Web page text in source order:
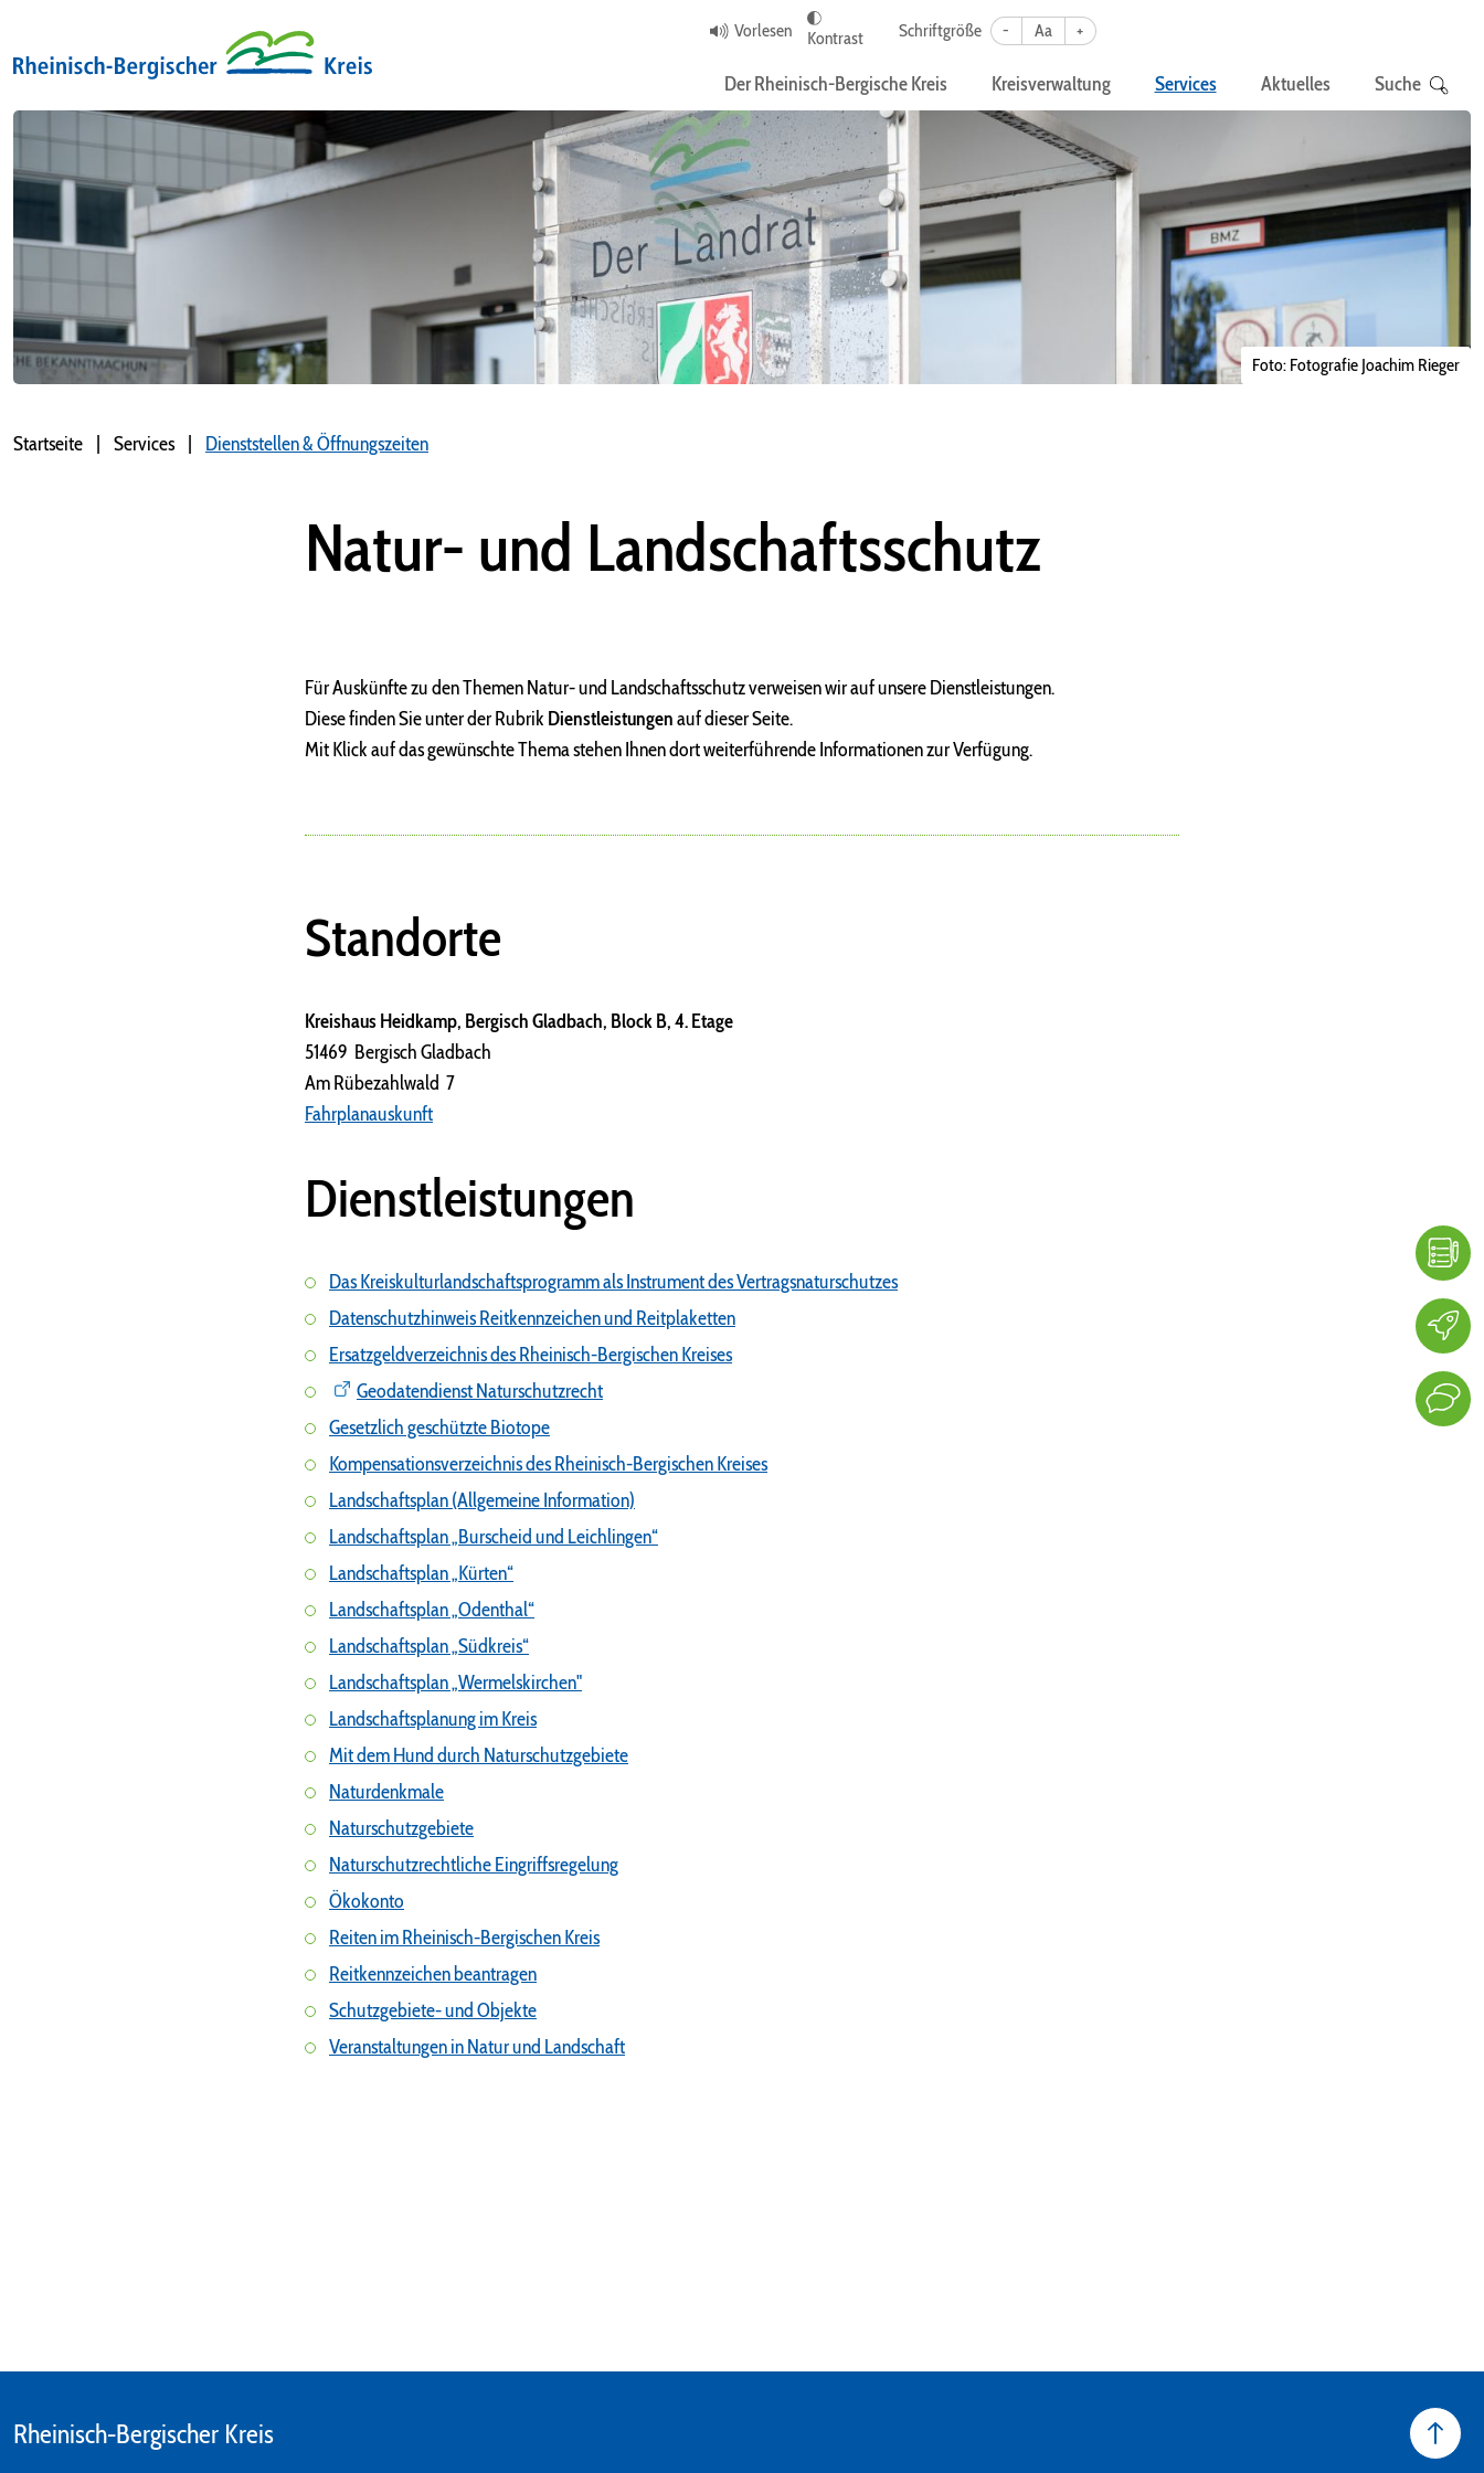
Vorlesen Kontrast Schriftgröße - Aa +
Der Rheinisch-Bergische Kreis Kreisverwaltung Services Aktuelles Suche
Foto: Fotografie Joachim Rieger
Startseite Services Dienststellen & Öffnungszeiten
Natur- und Landschaftsschutz
Für Auskünfte zu den Themen Natur- und Landschaftsschutz verweisen wir auf unsere Dienstleistungen.
Diese finden Sie unter der Rubrik Dienstleistungenauf dieser Seite.
Mit Klick auf das gewünschte Thema stehen Ihnen dort weiterführende Informationen zur Verfügung.
Standorte
Kreishaus Heidkamp, Bergisch Gladbach, Block B, 4. Etage
51469 Bergisch Gladbach
Am Rübezahlwald 7
Fahrplanauskunft
Dienstleistungen
Das Kreiskulturlandschaftsprogramm als Instrument des Vertragsnaturschutzes
Datenschutzhinweis Reitkennzeichen und Reitplaketten
Ersatzgeldverzeichnis des Rheinisch-Bergischen Kreises
Geodatendienst Naturschutzrecht
Gesetzlich geschützte Biotope
Kompensationsverzeichnis des Rheinisch-Bergischen Kreises
Landschaftsplan (Allgemeine Information)
Landschaftsplan „Burscheid und Leichlingen“
Landschaftsplan „Kürten“
Landschaftsplan „Odenthal“
Landschaftsplan „Südkreis“
Landschaftsplan „Wermelskirchen"
Landschaftsplanung im Kreis
Mit dem Hund durch Naturschutzgebiete
Naturdenkmale
Naturschutzgebiete
Naturschutzrechtliche Eingriffsregelung
Ökokonto
Reiten im Rheinisch-Bergischen Kreis
Reitkennzeichen beantragen
Schutzgebiete- und Objekte
Veranstaltungen in Natur und Landschaft
Rheinisch-Bergischer Kreis